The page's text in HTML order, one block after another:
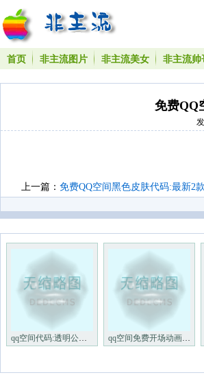
首页 非主流图片 非主流美女 非主流帅
免费QQ
上一篇： 免费QQ空间黑色皮肤代码:最新2
qq空间代码:透明公告栏LOVELET qq空间免费开场动画:欢迎来我